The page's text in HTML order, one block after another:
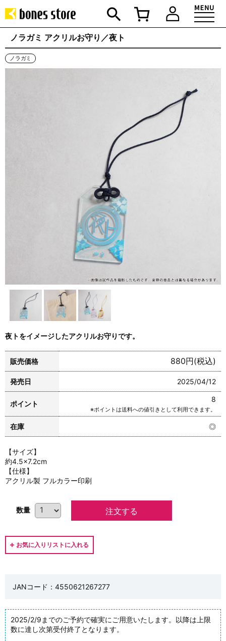
ノラガミ アクリルお守り／夜ト
ノラガミ
夜トをイメージしたアクリルお守りです。
販売価格 880円(税込)
発売日 2025/04/12
ポイント
8
※ポイントは送料への値引きとして利用できます。
在庫 ◎
【サイズ】
約4.5×7.2cm
【仕様】
アクリル製 フルカラー印刷
数量
JANコード：4550621267277
2025/2/9までのご予約で確実にご用意いたします。以降は上限
数に達し次第受付終了となります。